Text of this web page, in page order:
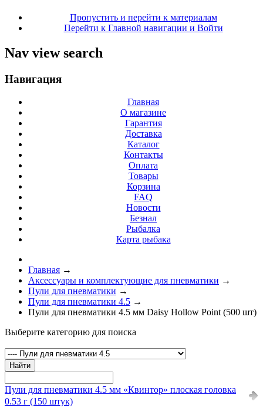
Пропустить и перейти к материалам
Перейти к Главной навигации и Войти
Nav view search
Навигация
Главная
О магазине
Гарантия
Доставка
Каталог
Контакты
Оплата
Товары
Корзина
FAQ
Новости
Безнал
Рыбалка
Карта рыбака
Главная →
Аксессуары и комплектующие для пневматики →
Пули для пневматики →
Пули для пневматики 4.5 →
Пули для пневматики 4.5 мм Daisy Hollow Point (500 шт)
Выберите категорию для поиска
Найти
Пули для пневматики 4.5 мм «Квинтор» плоская головка
0.53 г (150 штук)